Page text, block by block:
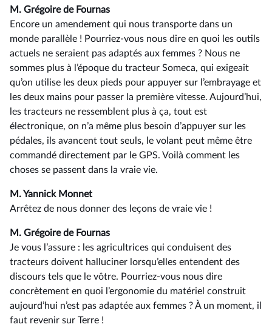
M. Grégoire de Fournas
Encore un amendement qui nous transporte dans un
monde parallèle ! Pourriez-vous nous dire en quoi les outils
actuels ne seraient pas adaptés aux femmes ? Nous ne
sommes plus à l’époque du tracteur Someca, qui exigeait
qu’on utilise les deux pieds pour appuyer sur l’embrayage et
les deux mains pour passer la première vitesse. Aujourd’hui,
les tracteurs ne ressemblent plus à ça, tout est
électronique, on n’a même plus besoin d’appuyer sur les
pédales, ils avancent tout seuls, le volant peut même être
commandé directement par le GPS. Voilà comment les
choses se passent dans la vraie vie.
M. Yannick Monnet
Arrêtez de nous donner des leçons de vraie vie !
M. Grégoire de Fournas
Je vous l’assure : les agricultrices qui conduisent des
tracteurs doivent halluciner lorsqu’elles entendent des
discours tels que le vôtre. Pourriez-vous nous dire
concrètement en quoi l’ergonomie du matériel construit
aujourd’hui n’est pas adaptée aux femmes ? À un moment, il
faut revenir sur Terre !